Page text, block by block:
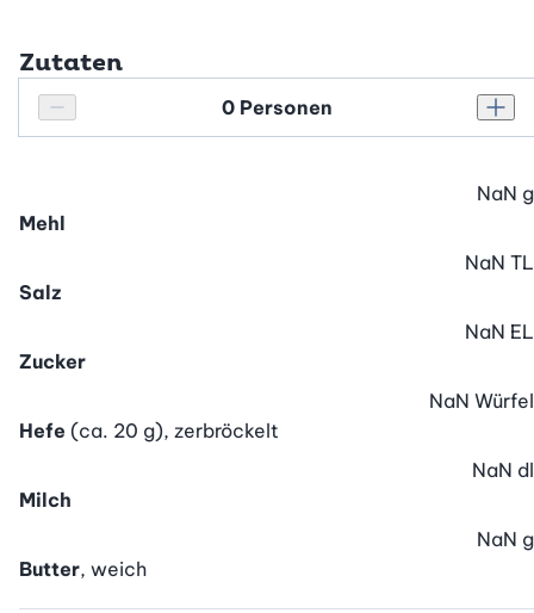
Zutaten
Personenanzahl verringern
Personenanzahl
Mehl
NaN g
Salz
NaN TL
Zucker
NaN EL
Hefe (ca. 20 g), zerbröckelt
NaN Würfel
Milch
NaN dl
Butter, weich
NaN g